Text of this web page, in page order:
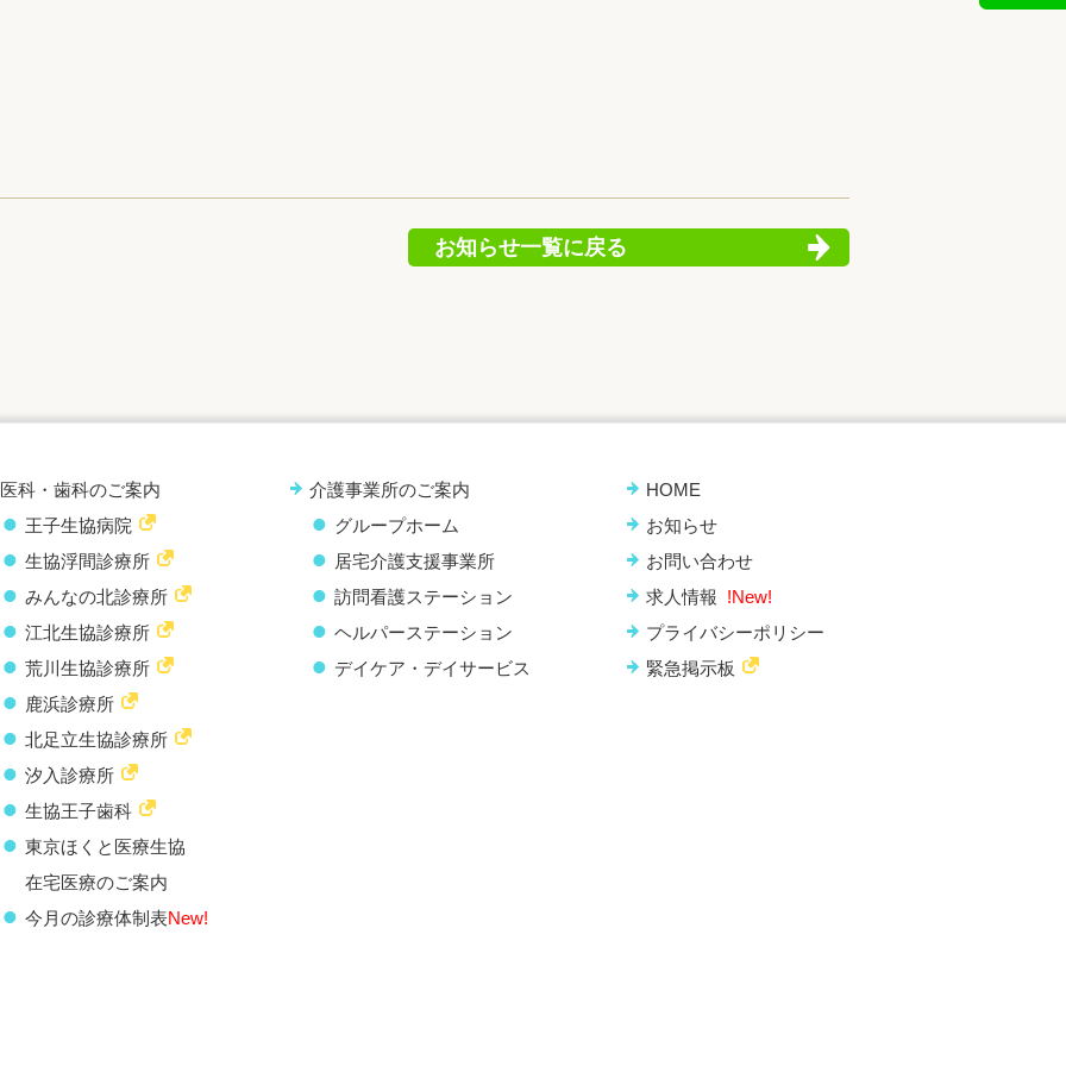
お知らせ一覧に戻る
医科・歯科のご案内
王子生協病院
生協浮間診療所
みんなの北診療所
江北生協診療所
荒川生協診療所
鹿浜診療所
北足立生協診療所
汐入診療所
生協王子歯科
東京ほくと医療生協
在宅医療のご案内
今月の診療体制表New!
介護事業所のご案内
グループホーム
居宅介護支援事業所
訪問看護ステーション
ヘルパーステーション
デイケア・デイサービス
HOME
お知らせ
お問い合わせ
求人情報 !New!
プライバシーポリシー
緊急掲示板